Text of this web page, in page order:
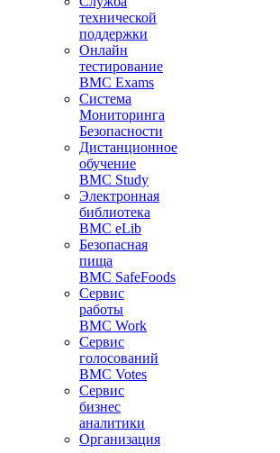
технической
поддержки
Онлайн
тестирование
BMC Exams
Система
Мониторинга
Безопасности
Дистанционное
обучение
BMC Study
Электронная
библиотека
BMC eLib
Безопасная
пища
BMC SafeFoods
Сервис
работы
BMC Work
Сервис
голосований
BMC Votes
Сервис
бизнес
аналитики
Организация